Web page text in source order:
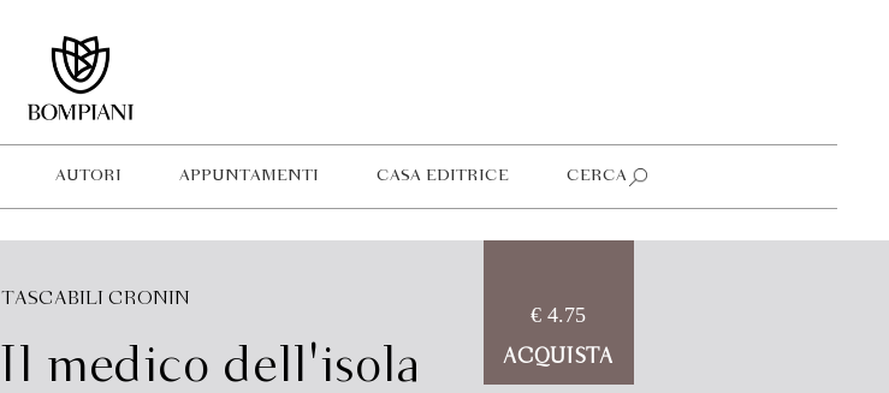
AUTORI APPUNTAMENTI CASA EDITRICE CERCA
TASCABILI CRONIN
Il medico dell'isola
€ 4.75
ACQUISTA